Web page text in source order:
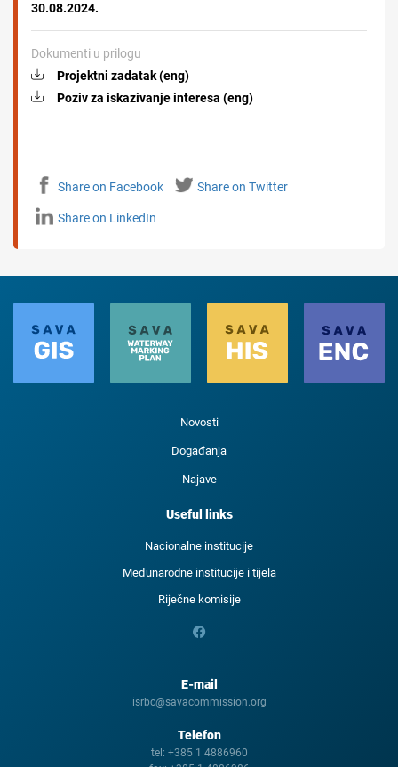
30.08.2024.
Dokumenti u prilogu
Projektni zadatak (eng)
Poziv za iskazivanje interesa (eng)
Share on Facebook Share on Twitter
Share on LinkedIn
Novosti
Događanja
Najave
Useful links
Nacionalne institucije
Međunarodne institucije i tijela
Riječne komisije
E-mail
isrbc@savacommission.org
Telefon
tel: +385 1 4886960